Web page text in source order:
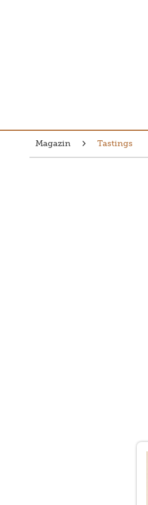
Magazin Tastings